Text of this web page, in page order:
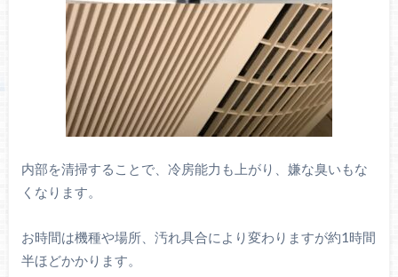
内部を清掃することで、冷房能力も上がり、嫌な臭いもな
くなります。
お時間は機種や場所、汚れ具合により変わりますが約1時間
半ほどかかります。